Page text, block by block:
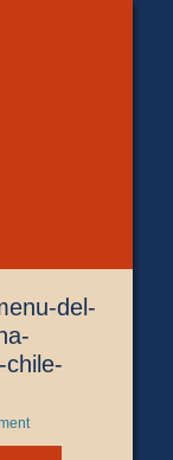
Cocina
|
casera en
Av. Solidaridad.
a domicilio.
del-